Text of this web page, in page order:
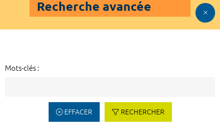
Recherche avancée
Mots-clés :
EFFACER RECHERCHER